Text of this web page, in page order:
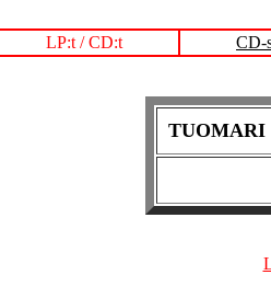
LP:t / CD:t CD-
TUOMARI